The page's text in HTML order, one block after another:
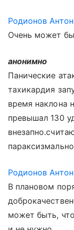
Родионов
Очень может
анонимно
Панические
тахикардия
время наклона
превышал 130
Родионов
В плановом
может быть,